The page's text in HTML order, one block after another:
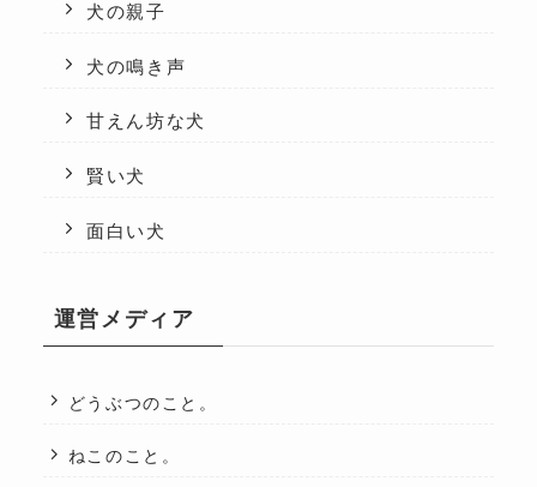
犬の親子
犬の鳴き声
甘えん坊な犬
賢い犬
面白い犬
運営メディア
どうぶつのこと。
ねこのこと。